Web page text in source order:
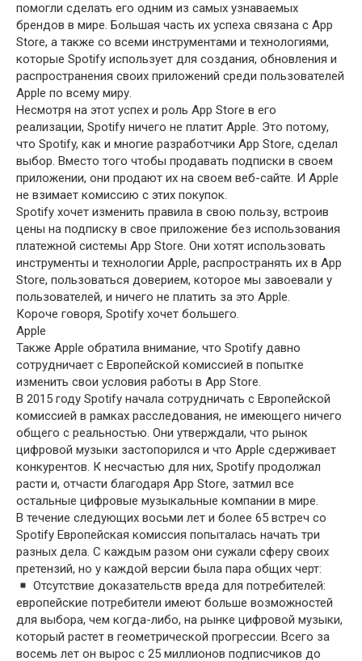
помогли сделать его одним из самых узнаваемых
брендов в мире. Большая часть их успеха связана с App
Store, а также со всеми инструментами и технологиями,
которые Spotify использует для создания, обновления и
распространения своих приложений среди пользователей
Apple по всему миру.
Несмотря на этот успех и роль App Store в его
реализации, Spotify ничего не платит Apple. Это потому,
что Spotify, как и многие разработчики App Store, сделал
выбор. Вместо того чтобы продавать подписки в своем
приложении, они продают их на своем веб-сайте. И Apple
не взимает комиссию с этих покупок.
Spotify хочет изменить правила в свою пользу, встроив
цены на подписку в свое приложение без использования
платежной системы App Store. Они хотят использовать
инструменты и технологии Apple, распространять их в App
Store, пользоваться доверием, которое мы завоевали у
пользователей, и ничего не платить за это Apple.
Короче говоря, Spotify хочет большего.
Apple
Также Apple обратила внимание, что Spotify давно
сотрудничает с Европейской комиссией в попытке
изменить свои условия работы в App Store.
В 2015 году Spotify начала сотрудничать с Европейской
комиссией в рамках расследования, не имеющего ничего
общего с реальностью. Они утверждали, что рынок
цифровой музыки застопорился и что Apple сдерживает
конкурентов. К несчастью для них, Spotify продолжал
расти и, отчасти благодаря App Store, затмил все
остальные цифровые музыкальные компании в мире.
В течение следующих восьми лет и более 65 встреч со
Spotify Европейская комиссия попыталась начать три
разных дела. С каждым разом они сужали сферу своих
претензий, но у каждой версии была пара общих черт:
Отсутствие доказательств вреда для потребителей:
европейские потребители имеют больше возможностей
для выбора, чем когда-либо, на рынке цифровой музыки,
который растет в геометрической прогрессии. Всего за
восемь лет он вырос с 25 миллионов подписчиков до